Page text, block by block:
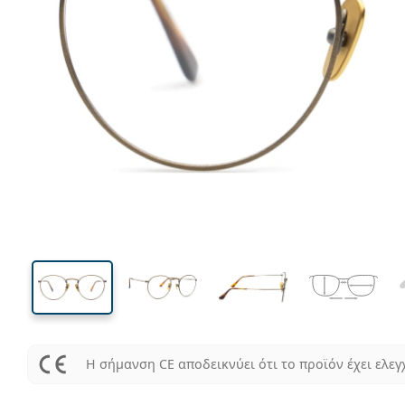
Μήκος σκελετού
46 mm
Ύψος φακού
50 mm
Μήκος φακού
Η σήμανση CE αποδεικνύει ότι το προϊόν έχει